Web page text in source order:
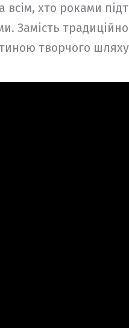
всім, хто роками
Замість
творчого